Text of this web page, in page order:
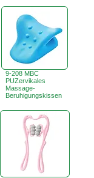
9-208 MBC
PUZervikales
Massage-
Beruhigungskissen